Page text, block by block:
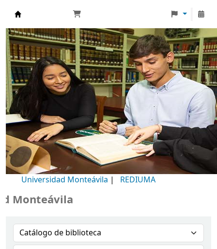
Biblioteca Universidad Monteávila
Universidad Monteávila | REDIUMA